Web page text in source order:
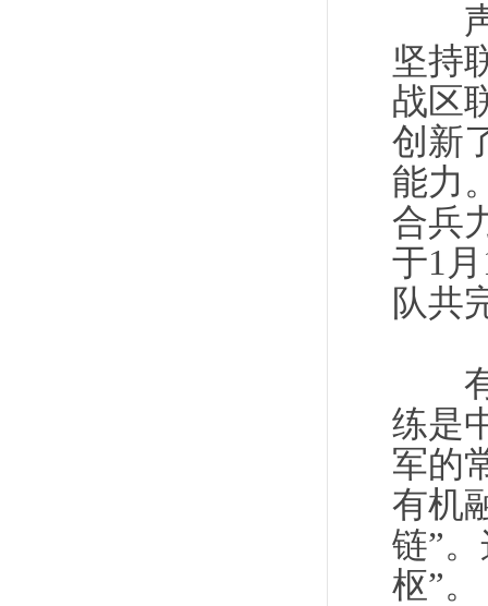
声
坚持
战区
创新
能力
合兵
于1
队共
有
练是
军的
有机
链”
枢”。